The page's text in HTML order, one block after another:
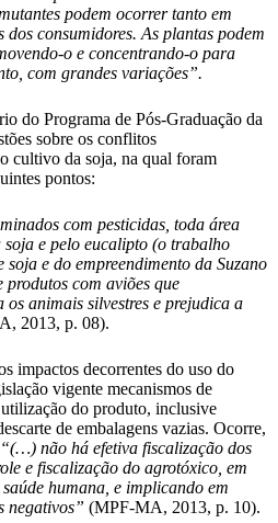
podem ocorrer tanto em
consumidores. As plantas podem
o e concentrando-o para
com grandes variações”.
do Programa de Pós-Graduação da
sobre os conflitos
cultivo da soja, na qual foram
pontos:
com pesticidas, toda área
e pelo eucalipto (o trabalho
e do empreendimento da Suzano
produtos com aviões que
animais silvestres e prejudica a
2013, p. 08).
impactos decorrentes do uso do
vigente mecanismos de
do produto, inclusive
de embalagens vazias. Ocorre,
“(…) não há efetiva fiscalização dos
e fiscalização do agrotóxico, em
humana, e implicando em
negativos” (MPF-MA, 2013, p. 10).